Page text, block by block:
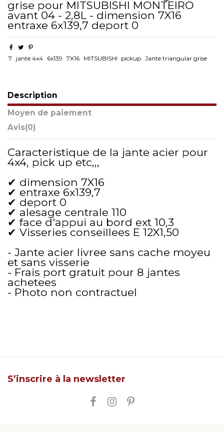
grise pour MITSUBISHI MONTEIRO
avant 04 - 2,8L - dimension 7X16
entraxe 6x139,7 deport 0
7 jante 4x4 6x139 7X16 MITSUBISHI pickup Jante triangular grise
Description
Moyen de paiement
Avis(0)
Caracteristique de la jante acier pour
4x4, pick up etc,,,
✔ dimension 7X16
✔ entraxe 6x139,7
✔ deport 0
✔ alesage centrale 110
✔ face d'appui au bord ext 10,3
✔ Visseries conseillees E 12X1,50
- Jante acier livree sans cache moyeu
et sans visserie
- Frais port gratuit pour 8 jantes
achetees
- Photo non contractuel
S’inscrire à la newsletter